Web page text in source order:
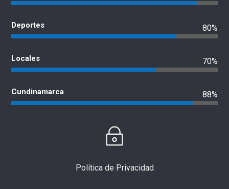
Deportes 80%
Locales 70%
Cundinamarca 88%
Política de Privacidad